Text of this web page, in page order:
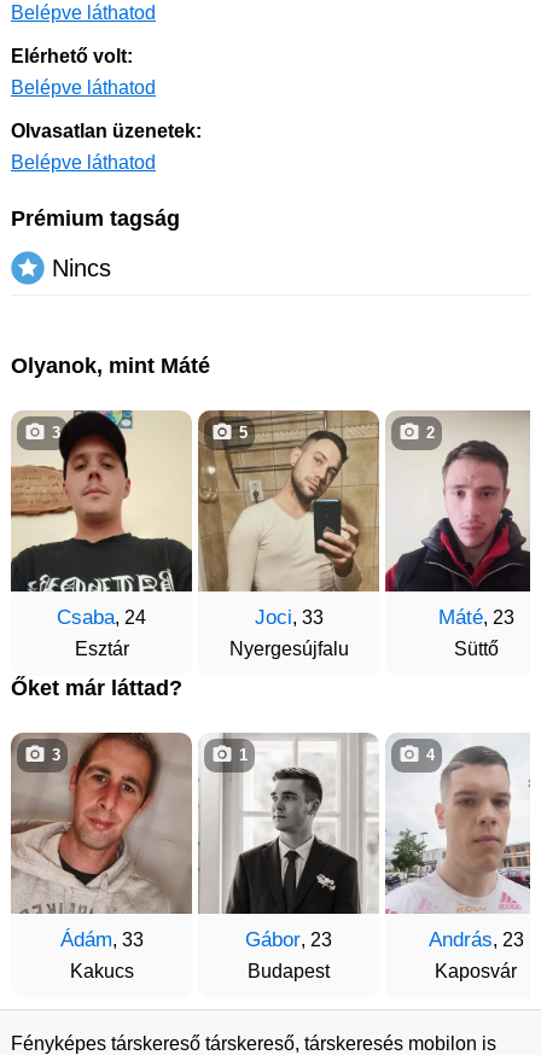
Belépve láthatod
Elérhető volt:
Belépve láthatod
Olvasatlan üzenetek:
Belépve láthatod
Prémium tagság
Nincs
Olyanok, mint Máté
Csaba, 24
Esztár
3
Joci, 33
Nyergesújfalu
5
Máté, 23
Süttő
2
Őket már láttad?
Ádám, 33
Kakucs
3
Gábor, 23
Budapest
1
András, 23
Kaposvár
4
Fényképes társkereső társkereső, társkeresés mobilon is